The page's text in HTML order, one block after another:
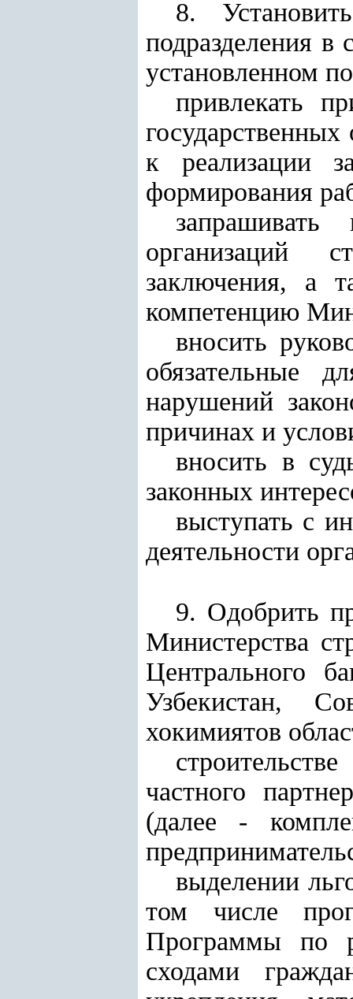
8.
подразделения
установленном
привлекать
к реализации
формирования
организаций
заключения, а
компетенцию
вносить
обязательные
нарушений
причинах и
вносить в
законных
выступать с
деятельности
9. Одобрить
Министерства
Центрального
Узбекистан,
хокимиятов
частного
(далее -
выделении
том числе
Программы по
сходами